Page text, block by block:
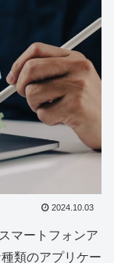
2024.10.03
マートフォンア
類のアプリケー